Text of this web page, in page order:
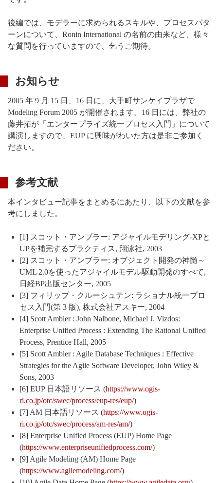
後編では、モデラーに求められるスキルや、プロセスパタ
ーンについて、Ronin International の名前の由来など、様々
な質問を行っていますので、乞うご期待。
お知らせ
2005 年 9 月 15 日、16 日に、大手町サンケイプラザで
Modeling Forum 2005 が開催されます。16 日には、弊社の
藤井拓が「エンタープライズ統一プロセス入門」について
講演しますので、EUP に興味がわいた方は是非ご参加く
ださい。
参考文献
本インタビュー記事をまとめるにあたり、以下の文献を参
考にしました。
[1] スコット・アンブラー: アジャイルモデリング-XPと
UPを補完するプラクティス, 翔泳社, 2003
[2] スコット・アンブラー: オブジェクト開発の神髄～
UML 2.0を使ったアジャイルモデル駆動開発のすべて,
日経BP出版センター, 2005
[3] フィリップ・クルーシュテン: ラショナル統一プロ
セス入門(第 3 版), 株式会社アスキー, 2004
[4] Scott Ambler : John Nalbone, Michael J. Vizdos:
Enterprise Unified Process : Extending The Rational Unified
Process, Prentice Hall, 2005
[5] Scott Ambler : Agile Database Techniques : Effective
Strategies for the Agile Software Developer, John Wiley &
Sons, 2003
[6] EUP 日本語リソース (https://www.ogis-
ri.co.jp/otc/swec/process/eup-res/eup/)
[7] AM 日本語リソース (https://www.ogis-
ri.co.jp/otc/swec/process/am-res/am/)
[8] Enterprise Unified Process (EUP) Home Page
(https://www.enterpriseunifiedprocess.com/)
[9] Agile Modeling (AM) Home Page
(https://www.agilemodeling.com/)